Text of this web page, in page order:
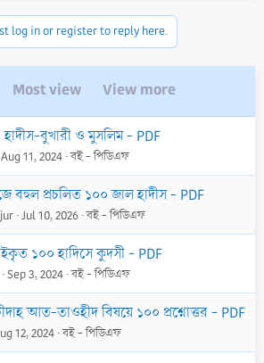
log in or register to reply here.
Most view View more
বুখারী ও মুসলিম - PDF
Aug 11, 2024 বই - পিডিএফ
বহুল প্রচলিত ১০০ জাল হাদীস - PDF
Jul 10, 2026 বই - পিডিএফ
১০০ হাদিসে কুদসী - PDF
Sep 3, 2024 বই - পিডিএফ
আত-তাওহীদ বিষয়ে ১০০ প্রশ্নোত্তর - PDF
12, 2024 বই - পিডিএফ